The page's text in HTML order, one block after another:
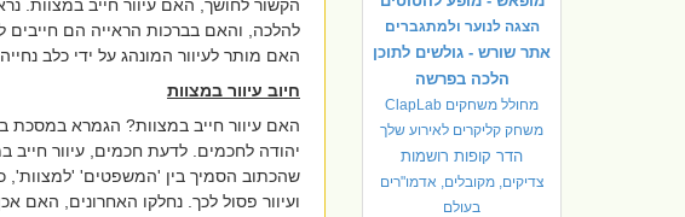
הצגה לנוער ולמתגברים
אתר שורש - גולשים לתוכן
הלכה בפרשה
מחולל משחקים ClapLab
משחק קליקרים לאירוע שלך
הדר קופות רושמות
צדיקים, מקובלים, אדמו"רים
בעולם
הקשור לחושך, האם עיוור חייב במצוות.
להלכה, והאם בברכות הראייה הם חייבים
האם מותר לעיוור המונהג על ידי כלב
חיוב עיוור במצוות
האם עיוור חייב במצוות? הגמרא במסכת
יהודה לחכמים. לדעת חכמים, עיוור חייב
שהכתוב הסמיך בין 'המשפטים' 'למצוות',
ועיוור פסול לכך. נחלקו האחרונים, האם